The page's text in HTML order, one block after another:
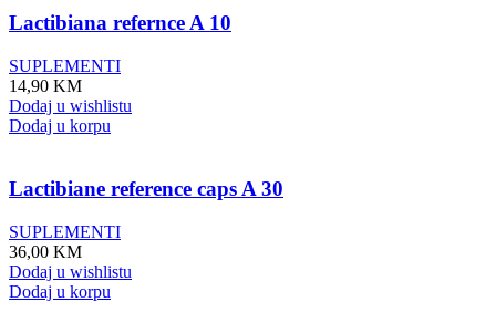
Lactibiana refernce A 10
SUPLEMENTI
14,90 KM
Dodaj u wishlistu
Dodaj u korpu
Lactibiane reference caps A 30
SUPLEMENTI
36,00 KM
Dodaj u wishlistu
Dodaj u korpu